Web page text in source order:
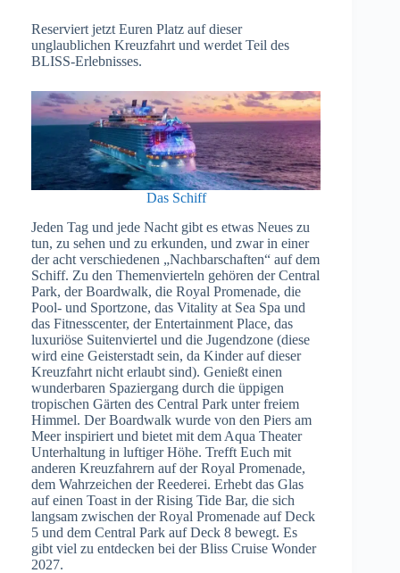
Reserviert jetzt Euren Platz auf dieser
unglaublichen Kreuzfahrt und werdet Teil des
BLISS-Erlebnisses.
Das Schiff
Jeden Tag und jede Nacht gibt es etwas Neues zu
tun, zu sehen und zu erkunden, und zwar in einer
der acht verschiedenen „Nachbarschaften“ auf dem
Schiff. Zu den Themenvierteln gehören der Central
Park, der Boardwalk, die Royal Promenade, die
Pool- und Sportzone, das Vitality at Sea Spa und
das Fitnesscenter, der Entertainment Place, das
luxuriöse Suitenviertel und die Jugendzone (diese
wird eine Geisterstadt sein, da Kinder auf dieser
Kreuzfahrt nicht erlaubt sind). Genießt einen
wunderbaren Spaziergang durch die üppigen
tropischen Gärten des Central Park unter freiem
Himmel. Der Boardwalk wurde von den Piers am
Meer inspiriert und bietet mit dem Aqua Theater
Unterhaltung in luftiger Höhe. Trefft Euch mit
anderen Kreuzfahrern auf der Royal Promenade,
dem Wahrzeichen der Reederei. Erhebt das Glas
auf einen Toast in der Rising Tide Bar, die sich
langsam zwischen der Royal Promenade auf Deck
5 und dem Central Park auf Deck 8 bewegt. Es
gibt viel zu entdecken bei der Bliss Cruise Wonder
2027.